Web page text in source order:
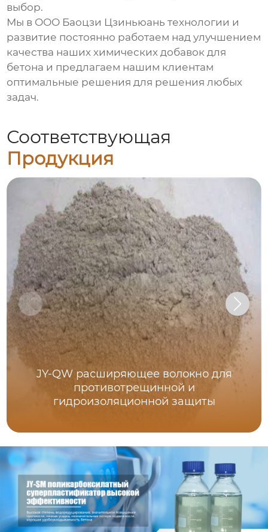
выбор.
Мы в ООО Баоцзи Цзиньюань технологии и
развитие постоянно работаем над улучшением
качества нашиххимических добавок для
бетона и предлагаем нашим клиентам
оптимальные решения для решения любых
задач.
Соответствующая
Продукция
JY-QW расширяющее волокно для
противотрещинной и
гидроизоляционной защиты